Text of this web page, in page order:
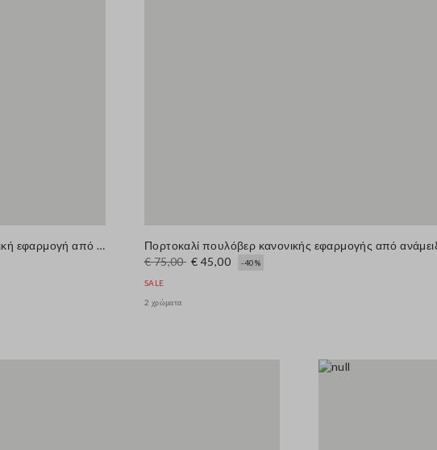
Καφέ κοντομάνικο μπλουζάκι σε κανονική εφαρμογή από μείγμα μαλλιού
€ 75,00 € 45,00 -40%
SALE
2 χρώματα